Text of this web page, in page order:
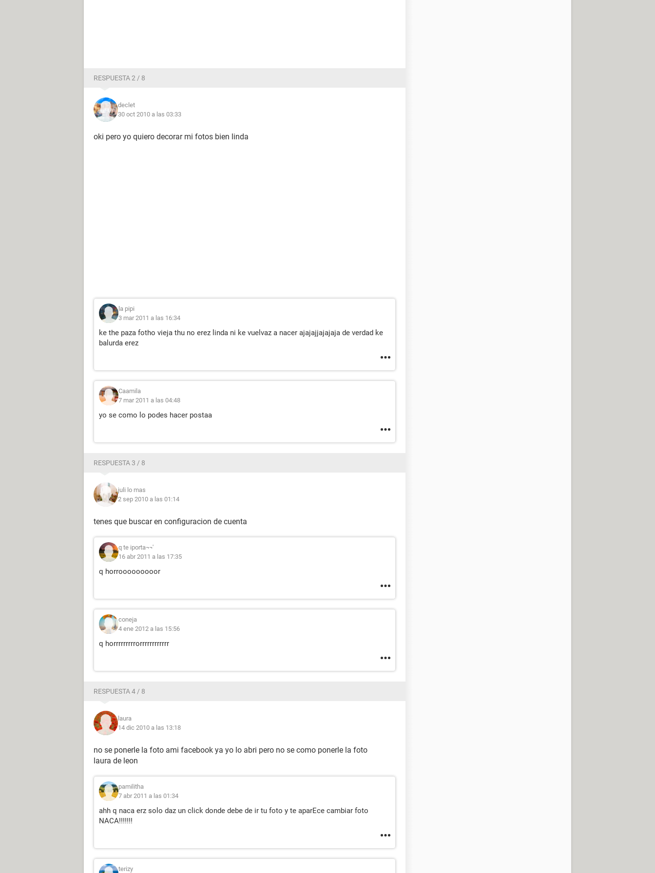
RESPUESTA 2 / 8
declet
30 oct 2010 a las 03:33
oki pero yo quiero decorar mi fotos bien linda
la pipi
3 mar 2011 a las 16:34
ke the paza fotho vieja thu no erez linda ni ke vuelvaz a nacer ajajajjajajaja de verdad ke
balurda erez
Caamila
7 mar 2011 a las 04:48
yo se como lo podes hacer postaa
RESPUESTA 3 / 8
juli lo mas
2 sep 2010 a las 01:14
tenes que buscar en configuracion de cuenta
q te iporta¬¬'
16 abr 2011 a las 17:35
q horrooooooooor
coneja
4 ene 2012 a las 15:56
q horrrrrrrrrorrrrrrrrrrrr
RESPUESTA 4 / 8
laura
14 dic 2010 a las 13:18
no se ponerle la foto ami facebook ya yo lo abri pero no se como ponerle la foto
laura de leon
pamilitha
7 abr 2011 a las 01:34
ahh q naca erz solo daz un click donde debe de ir tu foto y te aparEce cambiar foto
NACA!!!!!!!
terizy